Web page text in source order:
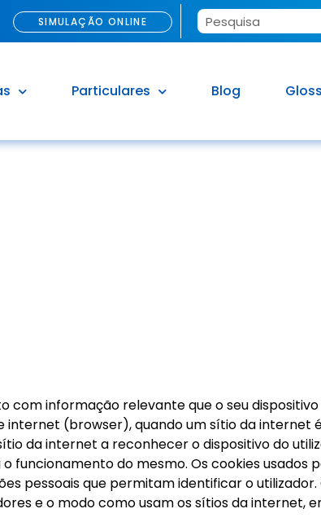
SIMULAÇÃO ONLINE
Particulares Blog
com informação relevante que o seu
(browser), quando um sítio da internet
da internet a reconhecer o dispositivo do
do mesmo. Os cookies usados
pessoais que permitam identificar o
e o modo como usam os sítios da internet,